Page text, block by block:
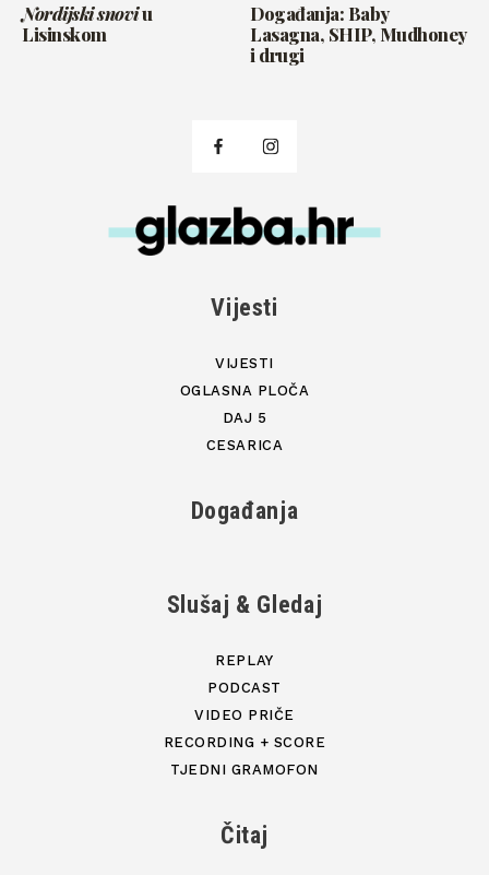
Nordijski snoviu
Lisinskom
Događanja: Baby
Lasagna, SHIP, Mudhoney
i drugi
Vijesti
VIJESTI
OGLASNA PLOČA
DAJ 5
CESARICA
Događanja
Slušaj & Gledaj
REPLAY
PODCAST
VIDEO PRIČE
RECORDING + SCORE
TJEDNI GRAMOFON
Čitaj